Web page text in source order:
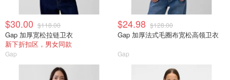
$30.00 $118.00
Gap 加厚宽松拉链卫衣
新下折扣区，男女同款
Gap
$24.98 $128.00
Gap 加厚法式毛圈布宽松高领卫衣
Gap